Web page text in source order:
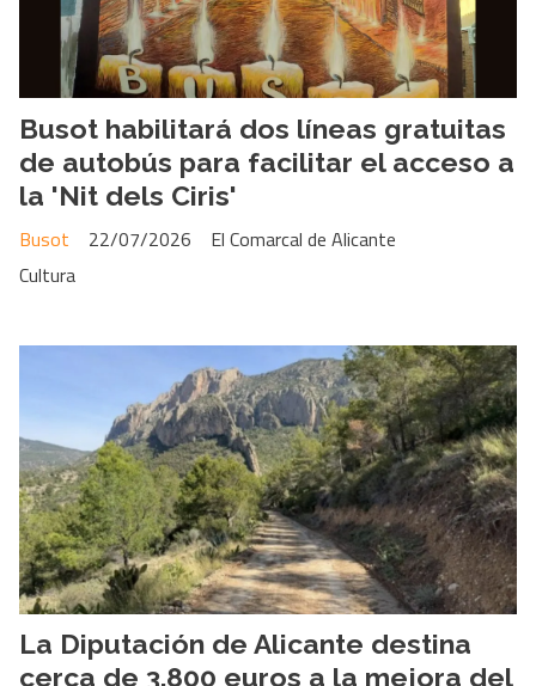
Busot habilitará dos líneas gratuitas
de autobús para facilitar el acceso a
la 'Nit dels Ciris'
El Comarcal de Alicante
Busot
22/07/2026
Cultura
La Diputación de Alicante destina
cerca de 3.800 euros a la mejora del